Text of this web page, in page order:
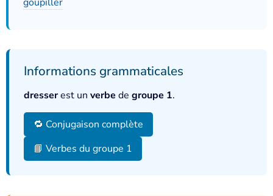
Informations grammaticales
dresserest un verbe de groupe 1.
🔁 Conjugaison complète
📘 Verbes du groupe 1